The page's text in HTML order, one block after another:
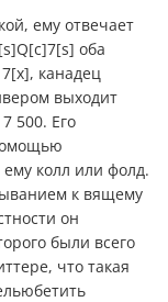
ему отвечает
оба
канадец
выходит
500. Его
колл или фолд.
к вящему
он
были всего
что такая